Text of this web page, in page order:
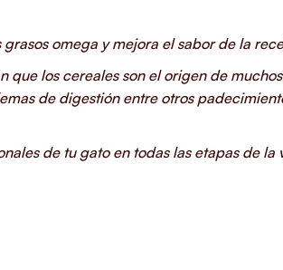
omega y mejora el sabor de la
los cereales son el origen de
de digestión entre otros
de tu gato en todas las etapas de la